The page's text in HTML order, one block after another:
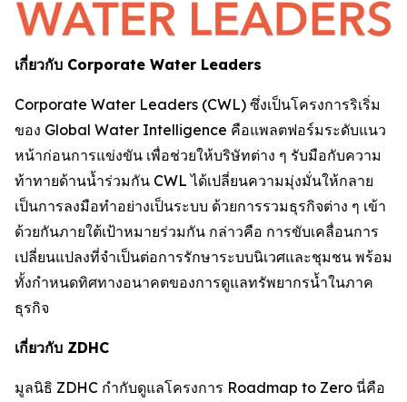
เกี่ยวกับ Corporate Water Leaders
Corporate Water Leaders (CWL) ซึ่งเป็นโครงการริเริ่ม
ของ Global Water Intelligence คือแพลตฟอร์มระดับแนว
หน้าก่อนการแข่งขัน เพื่อช่วยให้บริษัทต่าง ๆ รับมือกับความ
ท้าทายด้านน้ำร่วมกัน CWL ได้เปลี่ยนความมุ่งมั่นให้กลาย
เป็นการลงมือทำอย่างเป็นระบบ ด้วยการรวมธุรกิจต่าง ๆ เข้า
ด้วยกันภายใต้เป้าหมายร่วมกัน กล่าวคือ การขับเคลื่อนการ
เปลี่ยนแปลงที่จำเป็นต่อการรักษาระบบนิเวศและชุมชน พร้อม
ทั้งกำหนดทิศทางอนาคตของการดูแลทรัพยากรน้ำในภาค
ธุรกิจ
เกี่ยวกับ ZDHC
มูลนิธิ ZDHC กำกับดูแลโครงการ Roadmap to Zero นี่คือ